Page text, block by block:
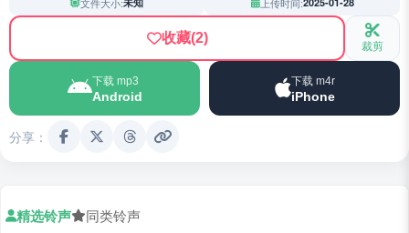
收藏(2) 裁剪
下载 mp3
Android
下载 m4r
iPhone
分享：
精选铃声 同类铃声